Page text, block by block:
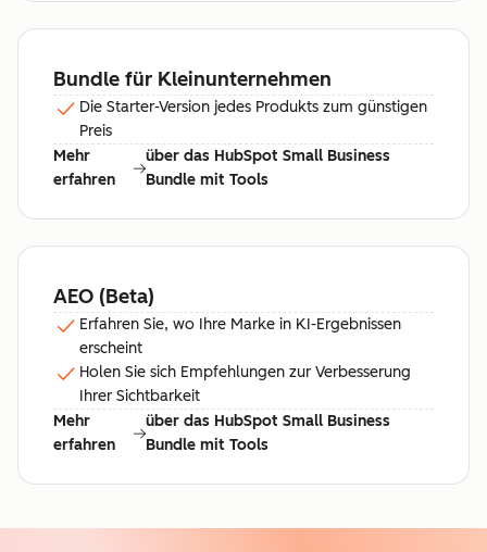
Bundle für Kleinunternehmen
Die Starter-Version jedes Produkts zum günstigen
Preis
Mehr
erfahren
über das HubSpot Small Business
Bundle mit Tools
AEO (Beta)
Erfahren Sie, wo Ihre Marke in KI-Ergebnissen
erscheint
Holen Sie sich Empfehlungen zur Verbesserung
Ihrer Sichtbarkeit
Mehr
erfahren
über das HubSpot Small Business
Bundle mit Tools